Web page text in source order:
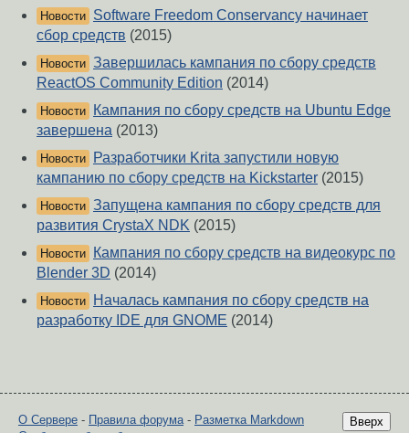
Новости Software Freedom Conservancy начинает
сбор средств (2015)
Новости Завершилась кампания по сбору средств
ReactOS Community Edition (2014)
Новости
Кампания по сбору средств на Ubuntu Edge
завершена (2013)
Новости
Разработчики Krita запустили новую
кампанию по сбору средств на Kickstarter (2015)
Новости Запущена кампания по сбору средств для
развития CrystaX NDK (2015)
Новости
Кампания по сбору средств на видеокурс по
Blender 3D (2014)
Новости
Началась кампания по сбору средств на
разработку IDE для GNOME (2014)
Вверх
О Сервере - Правила форума- Разметка Markdown